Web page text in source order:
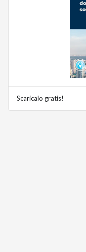
Scaricalo gratis!